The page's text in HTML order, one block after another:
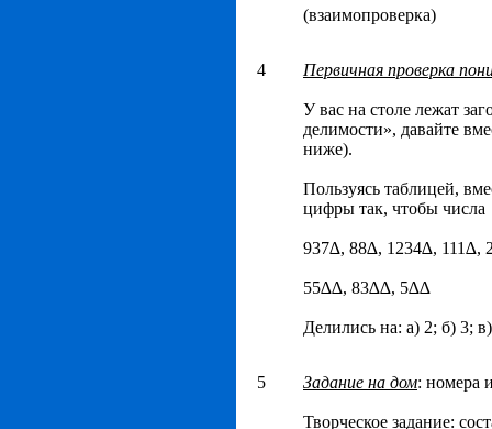
(взаимопроверка)
4 Первичная проверка
У вас на столе лежат
делимости», давайте
ниже).
Пользуясь таблицей,
цифры так, чтобы числа
937∆, 88∆, 1234∆, 111∆,
55∆∆, 83∆∆, 5∆∆
Делились на: а) 2; б) 3;
5 Задание на дом: номера
Творческое задание: